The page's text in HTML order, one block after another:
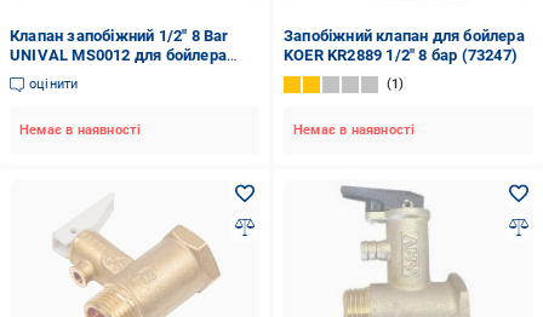
Клапан запобіжний 1/2" 8 Bar
UNIVAL MS0012 для бойлера
Atlantic/ROUND IF 80 V pro
оцінити
Немає в наявності
Запобіжний клапан для бойлера
KOER KR2889 1/2" 8 бар (73247)
1
Немає в наявності